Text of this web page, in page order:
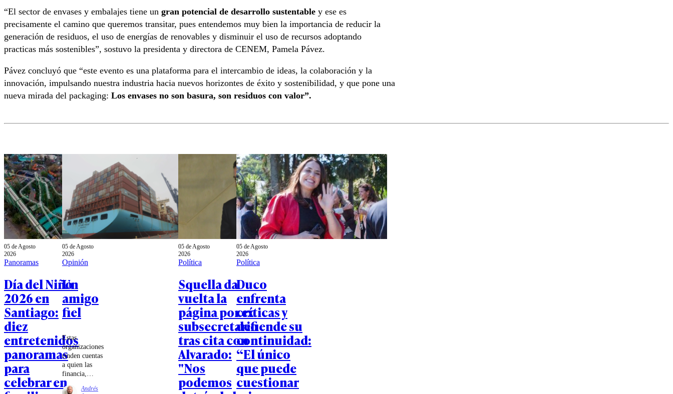
“El sector de envases y embalajes tiene un gran potencial de desarrollo sustentable y ese es
precisamente el camino que queremos transitar, pues entendemos muy bien la importancia de reducir la
generación de residuos, el uso de energías de renovables y disminuir el uso de recursos adoptando
practicas más sostenibles”, sostuvo la presidenta y directora de CENEM, Pamela Pávez.
Pávez concluyó que “este evento es una plataforma para el intercambio de ideas, la colaboración y la
innovación, impulsando nuestra industria hacia nuevos horizontes de éxito y sostenibilidad, y que pone una
nueva mirada del packaging: Los envases no son basura, son residuos con valor”.
05 de Agosto
2026
Panoramas
Día del Niño
2026 en
Santiago:
diez
entretenidos
panoramas
para
celebrar en
05 de Agosto
2026
Opinión
Un
amigo
fiel
Estas
organizaciones
rinden cuentas
a quien las
financia,
como
cualquier otra,
Andrés
05 de Agosto
2026
Política
Squella da
vuelta la
página por ex
subsecretario
tras cita con
Alvarado:
"Nos
podemos
05 de Agosto
2026
Política
Duco
enfrenta
críticas y
defiende su
continuidad:
“El único
que puede
cuestionar